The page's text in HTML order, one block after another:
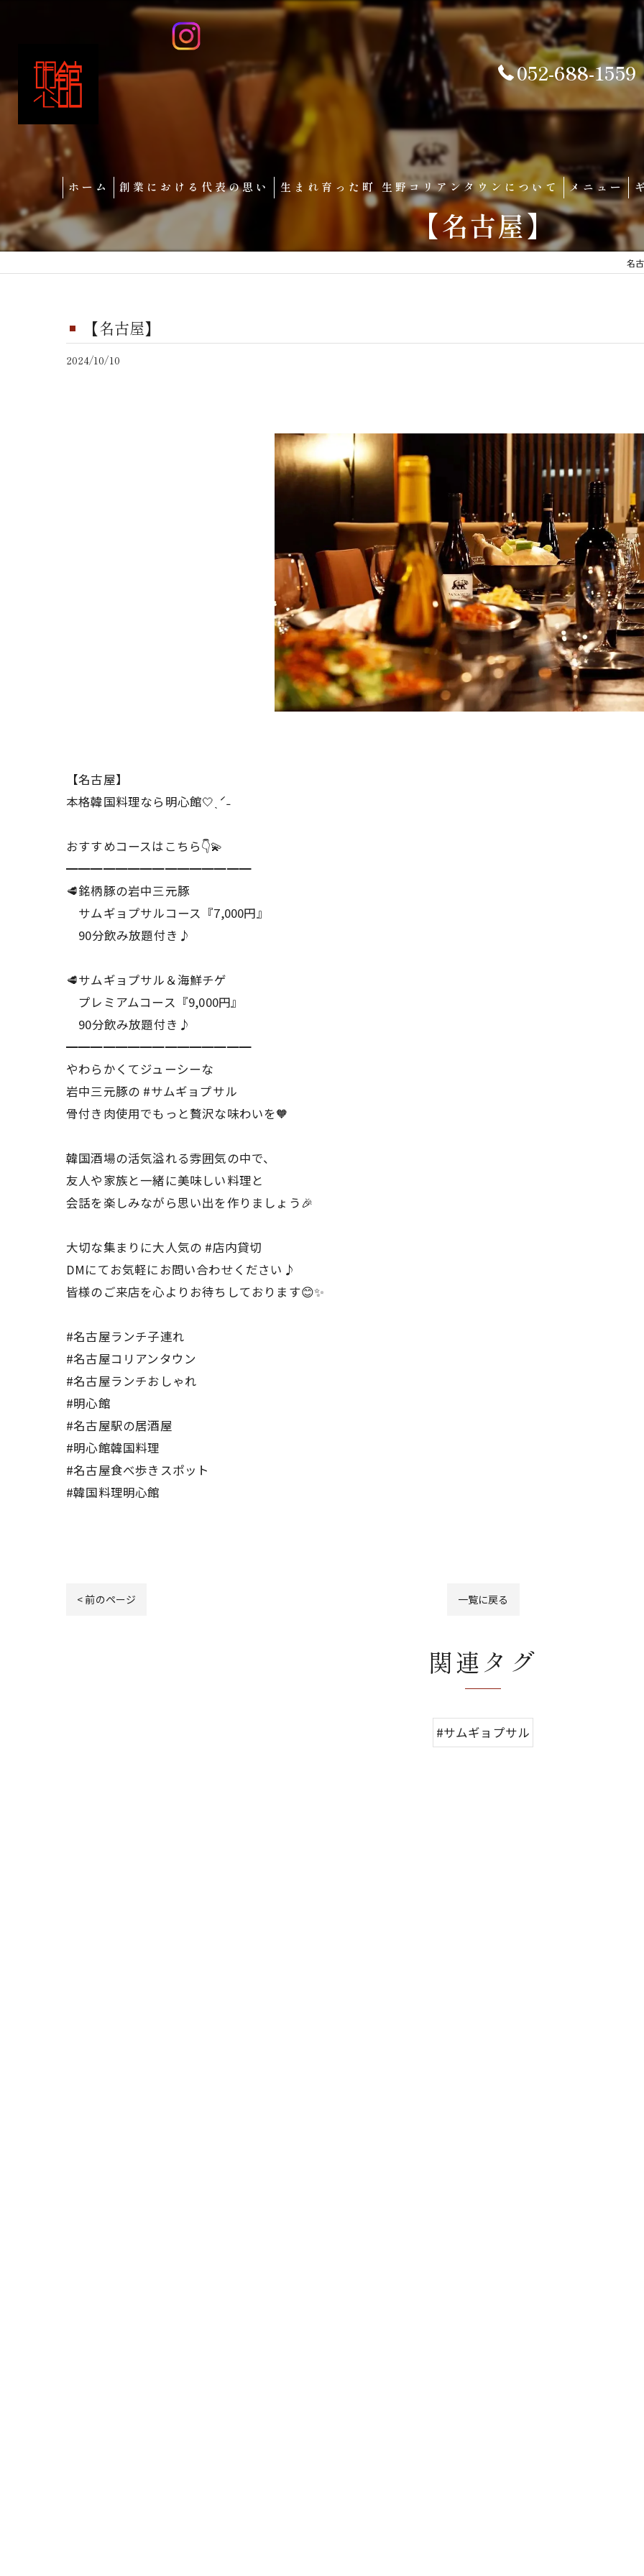
052-688-1559
ホーム 創業における代表の思い 生まれ育った町 生野コリアンタウンについて メニュー
【名古屋】
名
【名古屋】
2024/10/10
【名古屋】
本格韓国料理なら明心館🤍ˎˊ˗
おすすめコースはこちら👇💫
━━━━━━━━━━━━━━━
🥩銘柄豚の岩中三元豚
サムギョプサルコース『7,000円』
90分飲み放題付き♪
🥩サムギョプサル＆海鮮チゲ
プレミアムコース『9,000円』
90分飲み放題付き♪
━━━━━━━━━━━━━━━
やわらかくてジューシーな
岩中三元豚の #サムギョプサル
骨付き肉使用でもっと贅沢な味わいを🧡
韓国酒場の活気溢れる雰囲気の中で、
友人や家族と一緒に美味しい料理と
会話を楽しみながら思い出を作りましょう🎉
大切な集まりに大人気の #店内貸切
DMにてお気軽にお問い合わせください♪
皆様のご来店を心よりお待ちしております😊✨
#名古屋ランチ子連れ
#名古屋コリアンタウン
#名古屋ランチおしゃれ
#明心館
#名古屋駅の居酒屋
#明心館韓国料理
#名古屋食べ歩きスポット
#韓国料理明心館
< 前のページ 一覧に戻る
関連タグ
#サムギョプサル